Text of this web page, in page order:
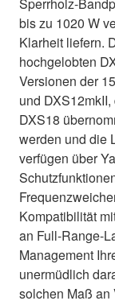
Sperrholz-
bis zu 1020 W
Klarheit liefern.
hochgelobten
Versionen der
und
DXS18
werden und die
verfügen über
Kompatibilität
an Full-Range-
Management
unermüdlich
solchen Maß